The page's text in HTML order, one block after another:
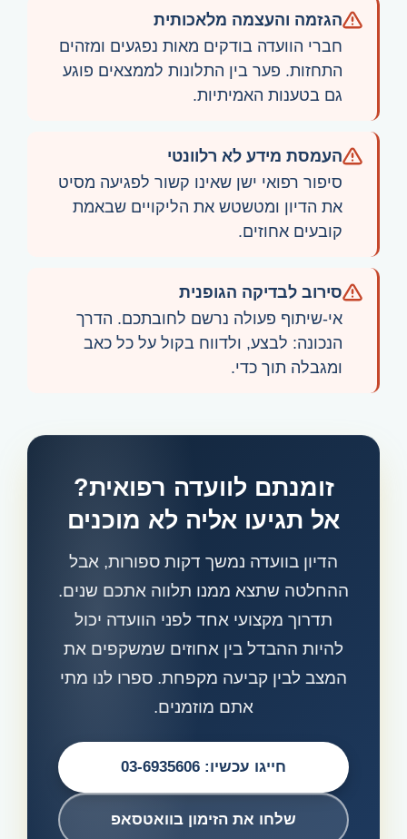
הגזמה והעצמה מלאכותית
חברי הוועדה בודקים מאות נפגעים ומזהים
התחזות. פער בין התלונות לממצאים פוגע
גם בטענות האמיתיות.
העמסת מידע לא רלוונטי
סיפור רפואי ישן שאינו קשור לפגיעה מסיט
את הדיון ומטשטש את הליקויים שבאמת
קובעים אחוזים.
סירוב לבדיקה הגופנית
אי-שיתוף פעולה נרשם לחובתכם. הדרך
הנכונה: לבצע, ולדווח בקול על כל כאב
ומגבלה תוך כדי.
זומנתם לוועדה רפואית?
אל תגיעו אליה לא מוכנים
הדיון בוועדה נמשך דקות ספורות, אבל
ההחלטה שתצא ממנו תלווה אתכם שנים.
תדרוך מקצועי אחד לפני הוועדה יכול
להיות ההבדל בין אחוזים שמשקפים את
המצב לבין קביעה מקפחת. ספרו לנו מתי
אתם מוזמנים.
חייגו עכשיו: 03-6935606
שלחו את הזימון בוואטסאפ